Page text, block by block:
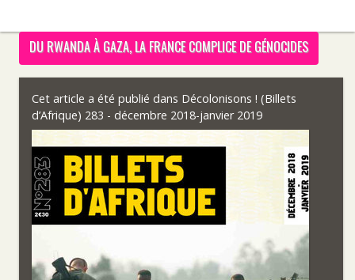
DU RWANDA À GAZA, LA FRANCE COMPLICE DE GÉNOCIDES
Cet article a été publié dans Décolonisons ! (Billets
d’Afrique) 283 - décembre 2018-janvier 2019